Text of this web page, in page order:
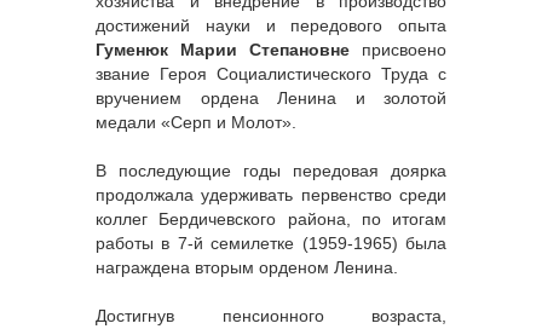
достижений науки и передового опыта
Гуменюк Марии Степановне присвоено
звание Героя Социалистического Труда с
вручением ордена Ленина и золотой
медали «Серп и Молот».
В последующие годы передовая доярка
продолжала удерживать первенство среди
коллег Бердичевского района, по итогам
работы в 7-й семилетке (1959-1965) была
награждена вторым орденом Ленина.
Достигнув пенсионного возраста,